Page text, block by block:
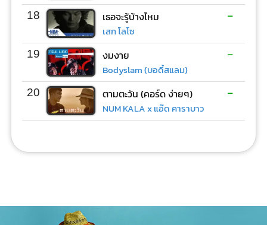
18 เธอจะรู้บ้างไหม
เสก โลโซ
-
19 งมงาย
Bodyslam (บอดี้สแลม)
-
20 ตามตะวัน (คอร์ด ง่ายๆ)
NUM KALA x แอ๊ด คาราบาว
-